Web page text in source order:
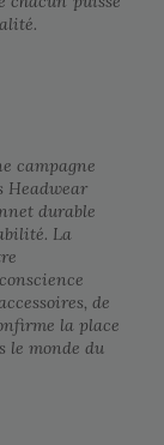
campagne
Headwear
durable
La
de
la place
le monde du